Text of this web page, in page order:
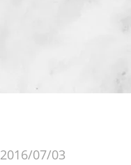
2016/07/03